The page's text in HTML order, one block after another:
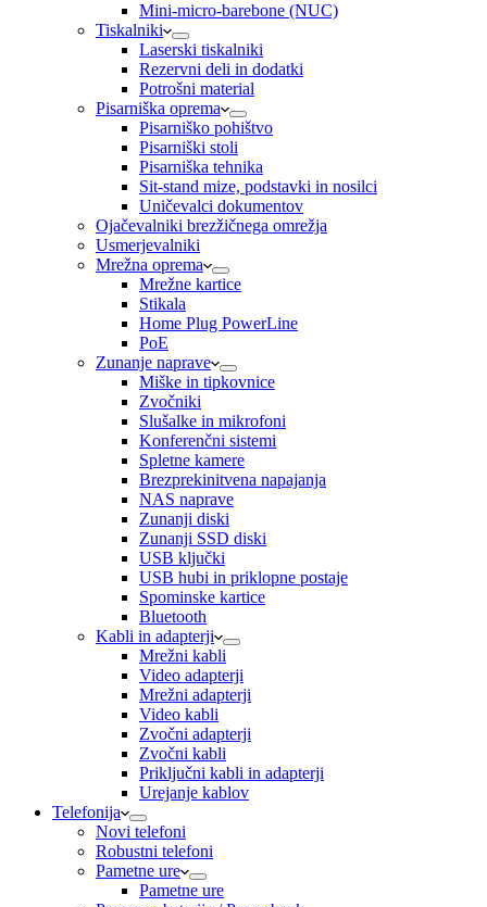
Mini-micro-barebone (NUC)
Tiskalniki
Laserski tiskalniki
Rezervni deli in dodatki
Potrošni material
Pisarniška oprema
Pisarniško pohištvo
Pisarniški stoli
Pisarniška tehnika
Sit-stand mize, podstavki in nosilci
Uničevalci dokumentov
Ojačevalniki brezžičnega omrežja
Usmerjevalniki
Mrežna oprema
Mrežne kartice
Stikala
Home Plug PowerLine
PoE
Zunanje naprave
Miške in tipkovnice
Zvočniki
Slušalke in mikrofoni
Konferenčni sistemi
Spletne kamere
Brezprekinitvena napajanja
NAS naprave
Zunanji diski
Zunanji SSD diski
USB ključki
USB hubi in priklopne postaje
Spominske kartice
Bluetooth
Kabli in adapterji
Mrežni kabli
Video adapterji
Mrežni adapterji
Video kabli
Zvočni adapterji
Zvočni kabli
Priključni kabli in adapterji
Urejanje kablov
Telefonija
Novi telefoni
Robustni telefoni
Pametne ure
Pametne ure